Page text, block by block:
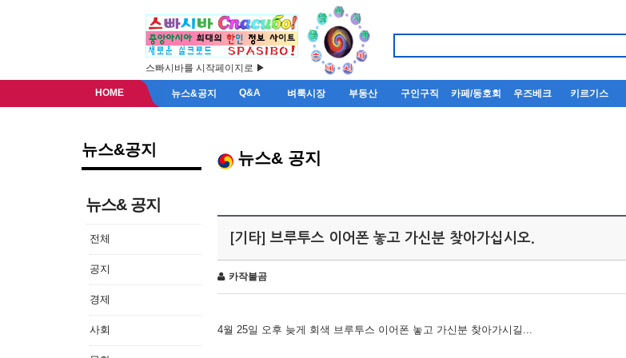
스빠시바를 시작페이지로 ▶
HOME 뉴스&공지 Q&A 벼룩시장 부동산 구인구직 카페/동호회 우즈베크 키르기스
뉴스&공지
뉴스& 공지
전체
공지
경제
사회
뉴스& 공지
[기타] 브루투스 이어폰 놓고 가신분 찾아가십시오.
카작불곰
4월 25일 오후 늦게 회색 브루투스 이어폰 놓고 가신분 찾아가시길...